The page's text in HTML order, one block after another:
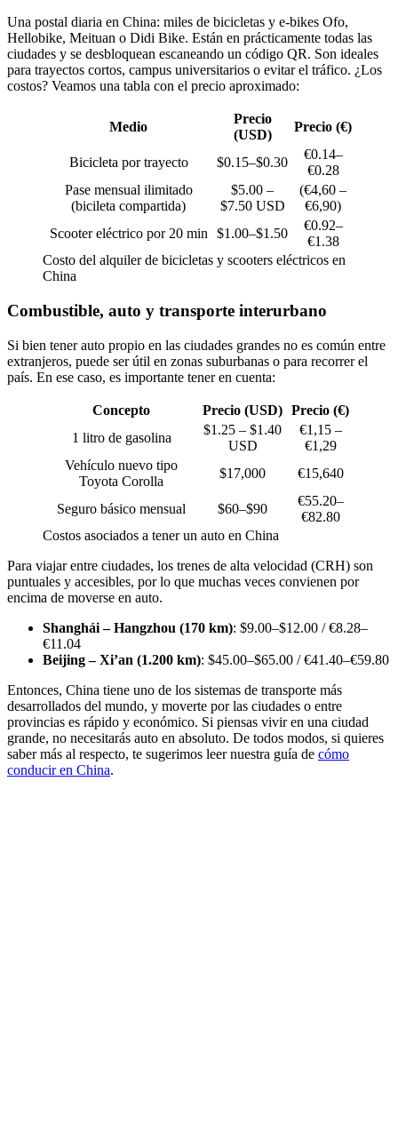
Una postal diaria en China: miles de bicicletas y e-bikes Ofo,
Hellobike, Meituan o Didi Bike. Están en prácticamente todas las
ciudades y se desbloquean escaneando un código QR. Son ideales
para trayectos cortos, campus universitarios o evitar el tráfico. ¿Los
costos? Veamos una tabla con el precio aproximado:
Medio
Precio
(USD)
Precio (€)
Bicicleta por trayecto $0.15–$0.30
€0.14–
€0.28
Pase mensual ilimitado
(bicileta compartida)
$5.00 –
$7.50 USD
(€4,60 –
€6,90)
Scooter eléctrico por 20 min
$1.00–$1.50
€0.92–
€1.38
Costo del alquiler de bicicletas y scooters eléctricos en
China
Combustible, auto y transporte interurbano
Si bien tener auto propio en las ciudades grandes no es común entre
extranjeros, puede ser útil en zonas suburbanas o para recorrer el
país. En ese caso, es importante tener en cuenta:
Concepto Precio (USD) Precio (€)
1 litro de gasolina
$1.25 – $1.40
USD
€1,15 –
€1,29
Vehículo nuevo tipo
Toyota Corolla
$17,000 €15,640
Seguro básico mensual $60–$90
€55.20–
€82.80
Costos asociados a tener un auto en China
Para viajar entre ciudades, los trenes de alta velocidad (CRH) son
puntuales y accesibles, por lo que muchas veces convienen por
encima de moverse en auto.
Shanghái – Hangzhou (170 km): $9.00–$12.00 / €8.28–
€11.04
Beijing – Xi’an (1.200 km): $45.00–$65.00 / €41.40–€59.80
Entonces, China tiene uno de los sistemas de transporte más
desarrollados del mundo, y moverte por las ciudades o entre
provincias es rápido y económico. Si piensas vivir en una ciudad
grande, no necesitarás auto en absoluto. De todos modos, si quieres
saber más al respecto, te sugerimos leer nuestra guía de cómo
conducir en China.